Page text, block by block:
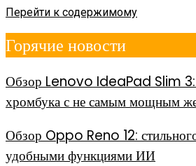
Перейти к содержимому
Горячие новости
Обзор Lenovo IdeaPad Slim 3:
хромбука с не самым мощным
Обзор Oppo Reno 12:
удобными функциями ИИ